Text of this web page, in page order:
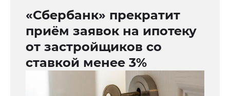
«Сбербанк» прекратит
приём заявок на ипотеку
от застройщиков со
ставкой менее 3%